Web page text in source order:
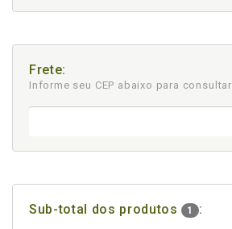
Frete:
Informe seu CEP abaixo para consultar
Sub-total dos produtos 1 :